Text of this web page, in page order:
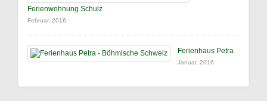
Ferienwohnung Schulz
Februar, 2016
Ferienhaus Petra
Januar, 2016